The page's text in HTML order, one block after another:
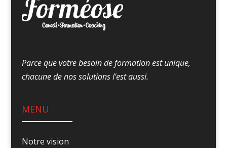
Parce que votre besoin de formation est unique,
chacune de nos solutions l’est aussi.
MENU
Notre vision